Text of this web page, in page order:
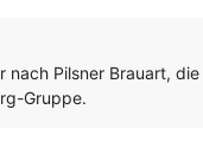
nach Pilsner Brauart,
Gruppe.